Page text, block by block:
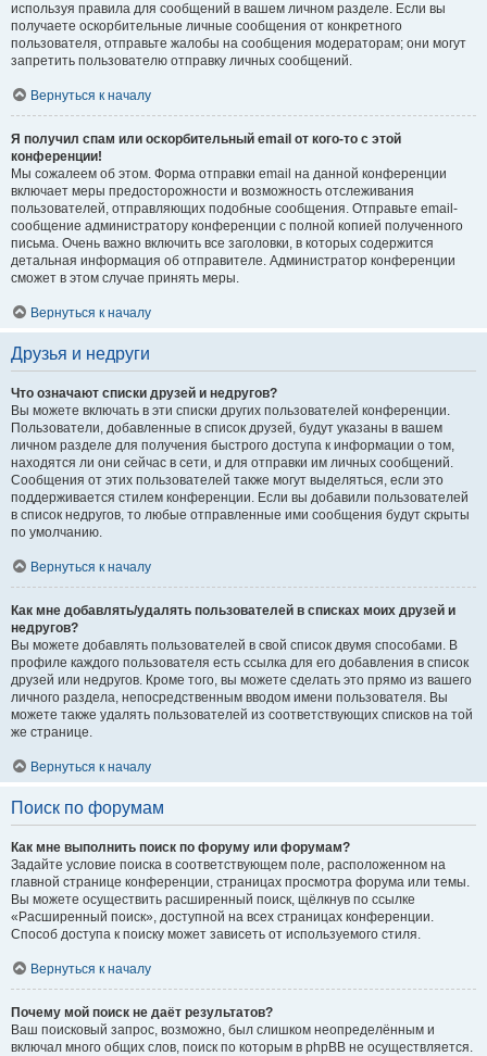
используя правила для сообщений в вашем личном разделе. Если вы
получаете оскорбительные личные сообщения от конкретного
пользователя, отправьте жалобы на сообщения модераторам; они могут
запретить пользователю отправку личных сообщений.
Вернуться к началу
Я получил спам или оскорбительный email от кого-то с этой
конференции!
Мы сожалеем об этом. Форма отправки email на данной конференции
включает меры предосторожности и возможность отслеживания
пользователей, отправляющих подобные сообщения. Отправьте email-
сообщение администратору конференции с полной копией полученного
письма. Очень важно включить все заголовки, в которых содержится
детальная информация об отправителе. Администратор конференции
сможет в этом случае принять меры.
Вернуться к началу
Друзья и недруги
Что означают списки друзей и недругов?
Вы можете включать в эти списки других пользователей конференции.
Пользователи, добавленные в список друзей, будут указаны в вашем
личном разделе для получения быстрого доступа к информации о том,
находятся ли они сейчас в сети, и для отправки им личных сообщений.
Сообщения от этих пользователей также могут выделяться, если это
поддерживается стилем конференции. Если вы добавили пользователей
в список недругов, то любые отправленные ими сообщения будут скрыты
по умолчанию.
Вернуться к началу
Как мне добавлять/удалять пользователей в списках моих друзей и
недругов?
Вы можете добавлять пользователей в свой список двумя способами. В
профиле каждого пользователя есть ссылка для его добавления в список
друзей или недругов. Кроме того, вы можете сделать это прямо из вашего
личного раздела, непосредственным вводом имени пользователя. Вы
можете также удалять пользователей из соответствующих списков на той
же странице.
Вернуться к началу
Поиск по форумам
Как мне выполнить поиск по форуму или форумам?
Задайте условие поиска в соответствующем поле, расположенном на
главной странице конференции, страницах просмотра форума или темы.
Вы можете осуществить расширенный поиск, щёлкнув по ссылке
«Расширенный поиск», доступной на всех страницах конференции.
Способ доступа к поиску может зависеть от используемого стиля.
Вернуться к началу
Почему мой поиск не даёт результатов?
Ваш поисковый запрос, возможно, был слишком неопределённым и
включал много общих слов, поиск по которым в phpBB не осуществляется.